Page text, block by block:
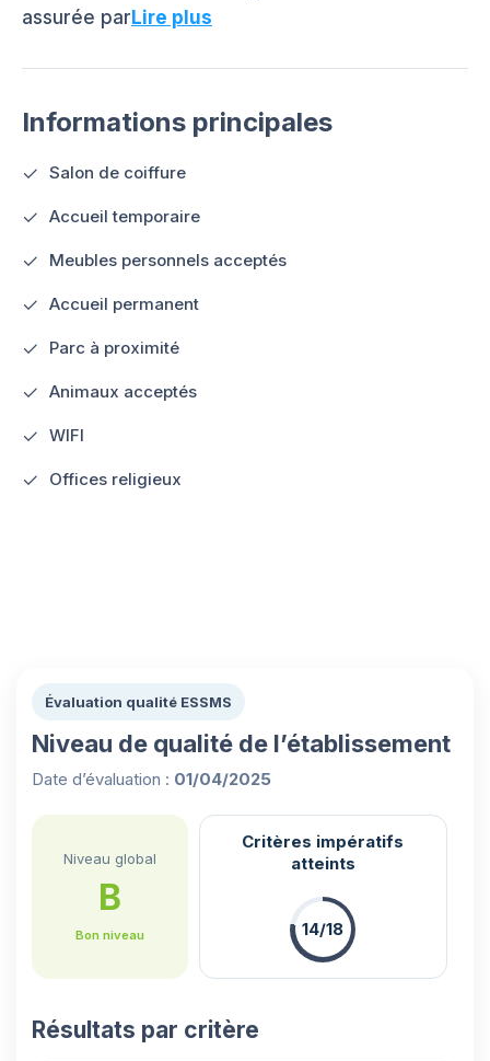
assurée parLire plus
Informations principales
Salon de coiffure
Accueil temporaire
Meubles personnels acceptés
Accueil permanent
Parc à proximité
Animaux acceptés
WIFI
Offices religieux
Évaluation qualité ESSMS
Niveau de qualité de l’établissement
Date d’évaluation : 01/04/2025
Niveau global
B
Bon niveau
Critères impératifs
atteints
14/18
Résultats par critère